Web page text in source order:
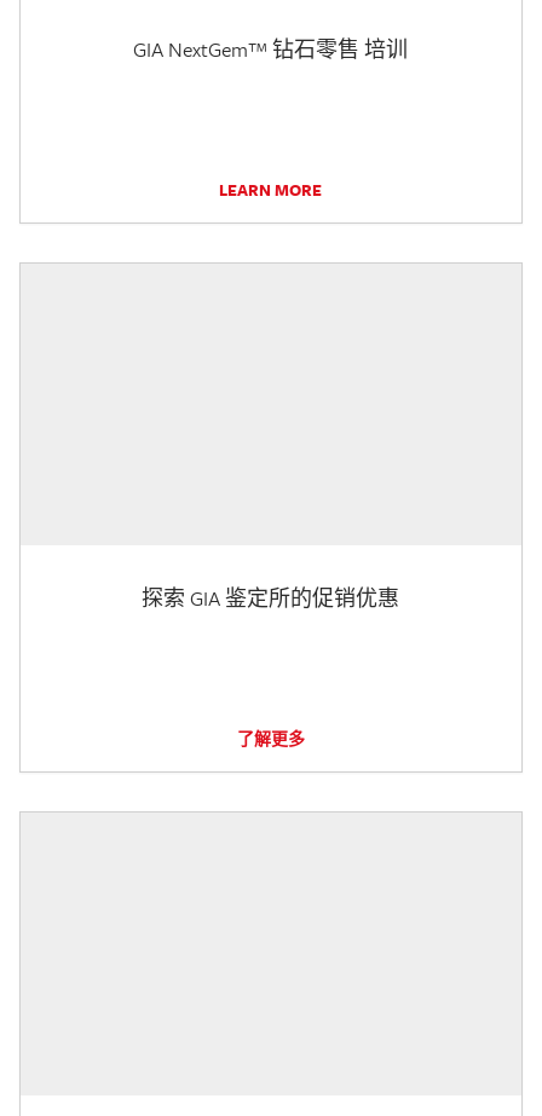
GIA NextGem™ 钻石零售 培训
LEARN MORE
探索 GIA 鉴定所的促销优惠
了解更多